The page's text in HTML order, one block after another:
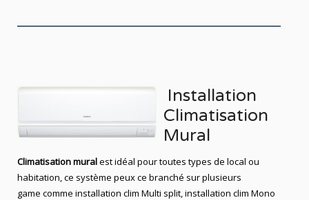
Installation
Climatisation
Mural
Climatisation muralest idéal pour toutes types de local ou
habitation, ce système peux ce branché sur plusieurs
game comme installation clim Multi split, installation clim Mono